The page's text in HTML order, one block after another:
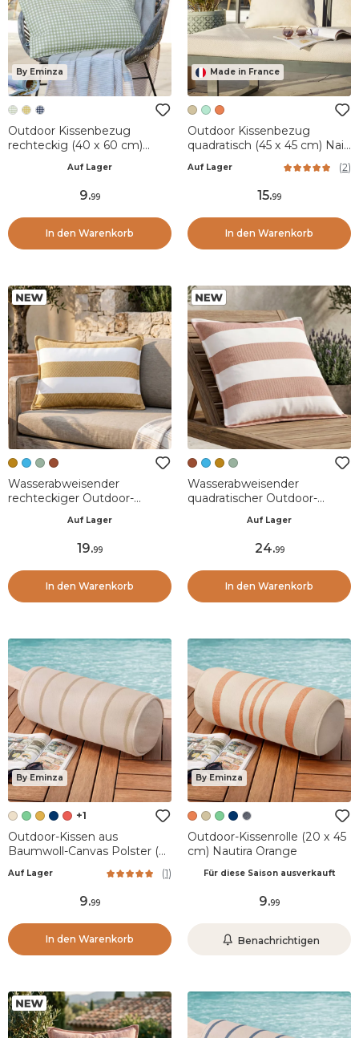
By Eminza
Outdoor Kissenbezug
rechteckig (40 x 60 cm)
Auf Lager
9.99
In den Warenkorb
Made in France
Outdoor Kissenbezug
quadratisch (45 x 45 cm) Naia
Auf Lager (2)
15.99
In den Warenkorb
Wasserabweisender
rechteckiger Outdoor-
Noa Ockergelb
Auf Lager
19.99
In den Warenkorb
Wasserabweisender
quadratischer Outdoor-
Noa ZiegelAuf Lager
24.99
In den Warenkorb
By Eminza
+1
Outdoor-Kissen aus
Baumwoll-Canvas Polster (45
Auf Lager (1)
9.99
In den Warenkorb
By Eminza
Outdoor-Kissenrolle (20 x 45
cm) Nautira Orange
Für diese Saison ausverkauft
9.99
Benachrichtigen